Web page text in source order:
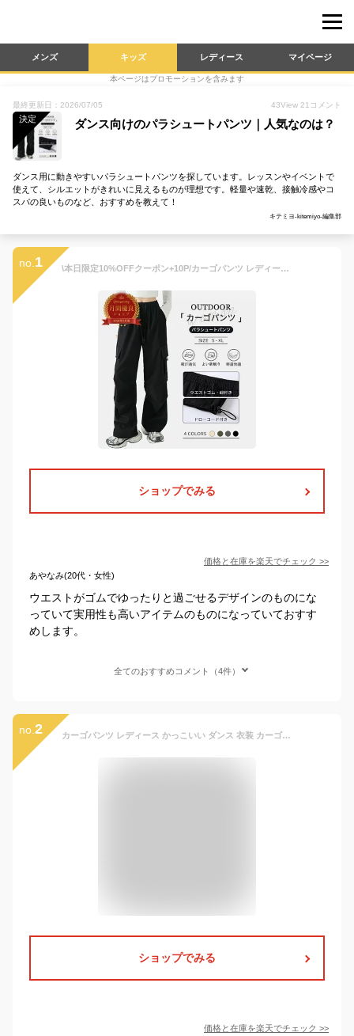
メンズ キッズ レディース マイページ
本ページはプロモーションを含みます
最終更新日：2026/07/05 43View 21 コメント
決定 ダンス向けのパラシュートパンツ｜人気なのは？
ダンス用に動きやすいパラシュートパンツを探しています。レッスンやイベントで
使えて、シルエットがきれいに見えるものが理想です。軽量や速乾、接触冷感やコ
スパの良いものなど、おすすめを教えて！
キテミヨ-kitemiyo-編集部
no. 1 \本日限定10%OFFクーポン+10P/カーゴパンツ レディース 夏 作業着 ロング丈 パラシュートパンツ カジュアル ワイドパンツ ゆったり ウエストゴム 裾絞り 膝ダーツ ジョガーパンツ ダンスウェア 韓国風 KPOP hiphop 薄手 無地 CK375
ショップでみる
価格と在庫を楽天でチェック >>
あやなみ(20代・女性)
ウエストがゴムでゆったりと過ごせるデザインのものにな
っていて実用性も高いアイテムのものになっていておすす
めします。
全てのおすすめコメント（4件）
no. 2 カーゴパンツ レディース かっこいい ダンス 衣装 カーゴパンツ 長ズボン ヒップホップ 韓国ファッション ストリート 春夏秋 ボトム トレンド 韓国 ミリタリーパンツ 太め ゆったり 黒 カーキ 大きいサイズ サイドポケット パラシュートパンツ
ショップでみる
価格と在庫を楽天でチェック >>